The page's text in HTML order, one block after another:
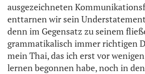
ausgezeichneten
enttarnen wir sein
denn im Gegensatz zu seinem
grammatikalisch immer richtigen
mein Thai, das ich erst vor
lernen begonnen habe, noch in